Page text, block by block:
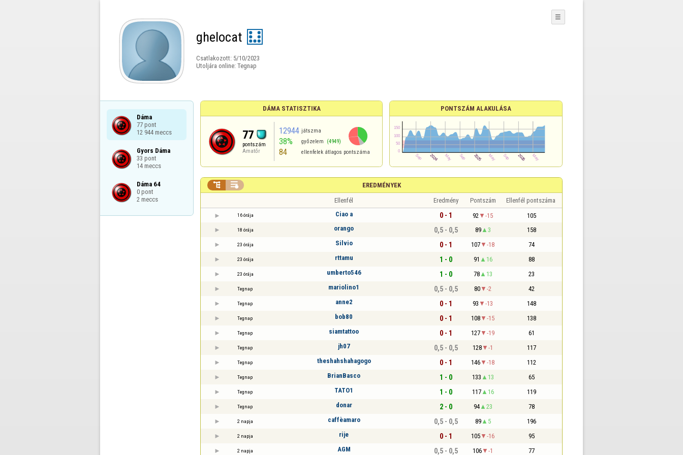
ghelocat
Csatlakozott: 5/10/2023
Utoljára online: Tegnap
☰
Dáma
77 pont
12 944 meccs
Gyors Dáma
33 pont
14 meccs
Dáma 64
0 pont
2 meccs
DÁMA STATISZTIKA
77
pontszám
Amatőr
12944 játszma
38% győzelem (4949)
84 ellenfelek átlagos pontszáma
PONTSZÁM ALAKULÁSA
EREDMÉNYEK
 
Ellenfél Eredmény Pontszám Ellenfél pontszáma
16 órája Ciao a 0 - 1 92 -15 105
18 órája orango 0,5 - 0,5 89 3 158
23 órája Silvio 0 - 1 107 -18 74
23 órája rttamu 1 - 0 91 16 88
23 órája umberto546 1 - 0 78 13 23
Tegnap mariolino1 0,5 - 0,5 80 -2 42
Tegnap anne2 0 - 1 93 -13 148
Tegnap bob80 0 - 1 108 -15 138
Tegnap siamtattoo 0 - 1 127 -19 61
Tegnap jh07 0,5 - 0,5 128 -1 117
Tegnap theshahshahagogo 0 - 1 146 -18 112
Tegnap BrianBasco 1 - 0 133 13 65
Tegnap TATO1 1 - 0 117 16 119
Tegnap donar 2 - 0 94 23 78
2 napja caffèamaro 0,5 - 0,5 89 5 196
2 napja rije 0 - 1 105 -16 95
2 napja AGM 0,5 - 0,5 106 -1 77